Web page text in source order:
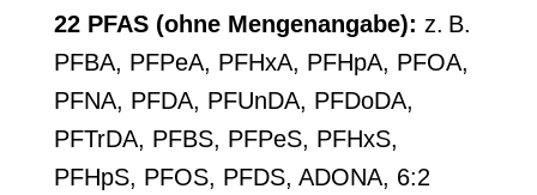
22 PFAS (ohne Mengenangabe): z. B.
PFBA, PFPeA, PFHxA, PFHpA, PFOA,
PFNA, PFDA, PFUnDA, PFDoDA,
PFTrDA, PFBS, PFPeS, PFHxS,
PFHpS, PFOS, PFDS, ADONA, 6:2